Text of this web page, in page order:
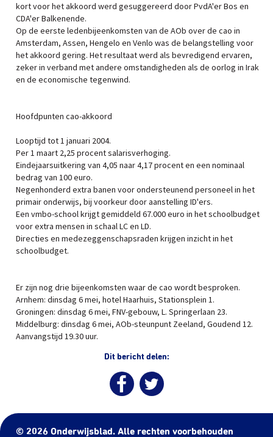
kort voor het akkoord werd gesuggereerd door PvdA'er Bos en
CDA'er Balkenende.
Op de eerste ledenbijeenkomsten van de AOb over de cao in
Amsterdam, Assen, Hengelo en Venlo was de belangstelling voor
het akkoord gering. Het resultaat werd als bevredigend ervaren,
zeker in verband met andere omstandigheden als de oorlog in Irak
en de economische tegenwind.
Hoofdpunten cao-akkoord
Looptijd tot 1 januari 2004.
Per 1 maart 2,25 procent salarisverhoging.
Eindejaarsuitkering van 4,05 naar 4,17 procent en een nominaal
bedrag van 100 euro.
Negenhonderd extra banen voor ondersteunend personeel in het
primair onderwijs, bij voorkeur door aanstelling ID'ers.
Een vmbo-school krijgt gemiddeld 67.000 euro in het schoolbudget
voor extra mensen in schaal LC en LD.
Directies en medezeggenschapsraden krijgen inzicht in het
schoolbudget.
Er zijn nog drie bijeenkomsten waar de cao wordt besproken.
Arnhem: dinsdag 6 mei, hotel Haarhuis, Stationsplein 1.
Groningen: dinsdag 6 mei, FNV-gebouw, L. Springerlaan 23.
Middelburg: dinsdag 6 mei, AOb-steunpunt Zeeland, Goudend 12.
Aanvangstijd 19.30 uur.
Dit bericht delen:
© 2026 Onderwijsblad. Alle rechten voorbehouden